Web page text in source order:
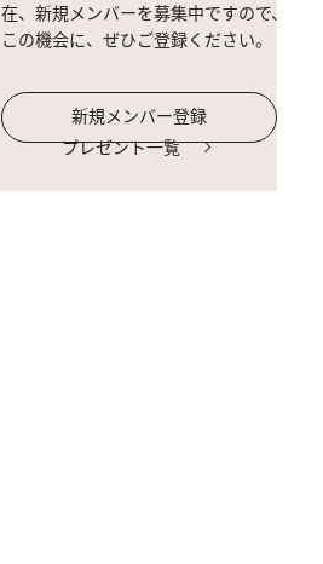
在、新規メンバーを募集中ですので、
この機会に、ぜひご登録ください。
新規メンバー登録
プレゼント一覧